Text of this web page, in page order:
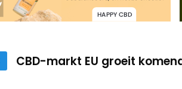
Ontwijkt de VN
Man die Sofie Voncken